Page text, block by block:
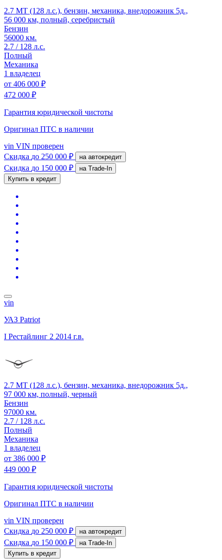
2.7 MT (128 л.с.), бензин, механика, внедорожник 5д.,
56 000 км, полный, серебристый
Бензин
56000 км.
2.7 / 128 л.с.
Полный
Механика
1 владелец
от 406 000 ₽
472 000 ₽
Гарантия юридической чистоты
Оригинал ПТС в наличии
vin VIN проверен
Скидка до 250 000 ₽ на автокредит
Скидка до 150 000 ₽
на Trade-In
Купить в кредит
vin
УАЗ Patriot
I Рестайлинг 2 2014 г.в.
2.7 MT (128 л.с.), бензин, механика, внедорожник 5д.,
97 000 км, полный, черный
Бензин
97000 км.
2.7 / 128 л.с.
Полный
Механика
1 владелец
от 386 000 ₽
449 000 ₽
Гарантия юридической чистоты
Оригинал ПТС в наличии
vin VIN проверен
Скидка до 250 000 ₽ на автокредит
Скидка до 150 000 ₽
на Trade-In
Купить в кредит